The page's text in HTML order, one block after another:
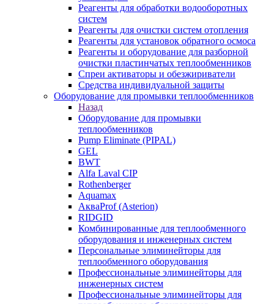
Реагенты для обработки водооборотных
систем
Реагенты для очистки систем отопления
Реагенты для установок обратного осмоса
Реагенты и оборудование для разборной
очистки пластинчатых теплообменников
Спреи активаторы и обезжириватели
Средства индивидуальной защиты
Оборудование для промывки теплообменников
Назад
Оборудование для промывки
теплообменников
Pump Eliminate (PIPAL)
GEL
BWT
Alfa Laval CIP
Rothenberger
Aquamax
АкваProf (Asterion)
RIDGID
Комбинированные для теплообменного
оборудования и инженерных систем
Персональные элиминейторы для
теплообменного оборудования
Профессиональные элиминейторы для
инженерных систем
Профессиональные элиминейторы для